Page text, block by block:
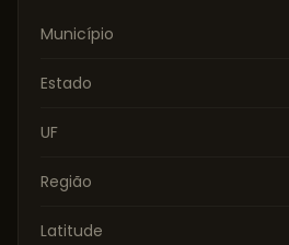
Município
Estado
UF
Região
Latitude